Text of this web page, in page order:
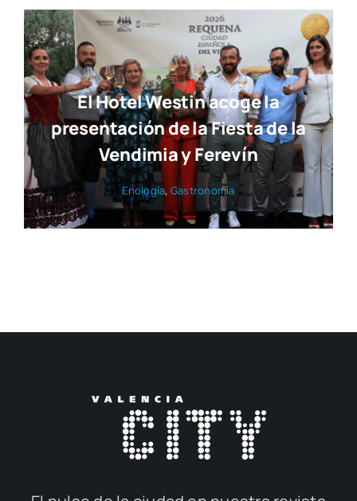
El Hotel Westin acoge la
presentación de la Fiesta de la
Vendimia y Ferevín
Eno­lo­gía, Gas­tro­no­mía